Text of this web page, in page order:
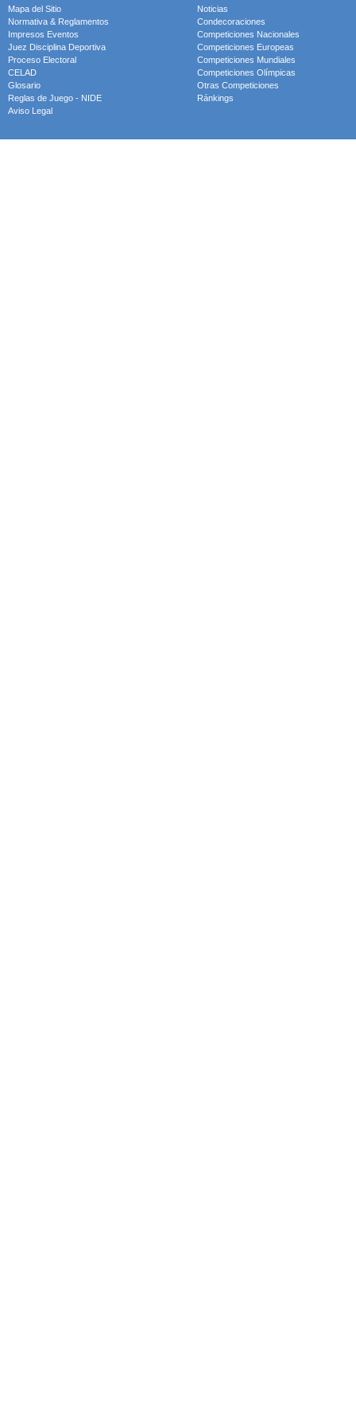
Mapa del Sitio
Normativa & Reglamentos
Impresos Eventos
Juez Disciplina Deportiva
Proceso Electoral
CELAD
Glosario
Reglas de Juego - NIDE
Aviso Legal
Noticias
Condecoraciones
Competiciones Nacionales
Competiciones Europeas
Competiciones Mundiales
Competiciones Olímpicas
Otras Competiciones
Ránkings